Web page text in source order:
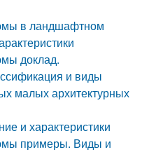
в ландшафтном
доклад.
и виды
малых архитектурных
и характеристики
примеры. Виды и